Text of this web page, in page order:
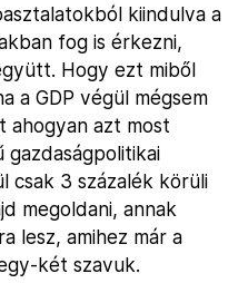
kiindulva a
fog is érkezni,
Hogy ezt miből
a GDP végül mégsem
ahogyan azt most
gazdaságpolitikai
csak 3 százalék körüli
megoldani, annak
lesz, amihez már a
két szavuk.